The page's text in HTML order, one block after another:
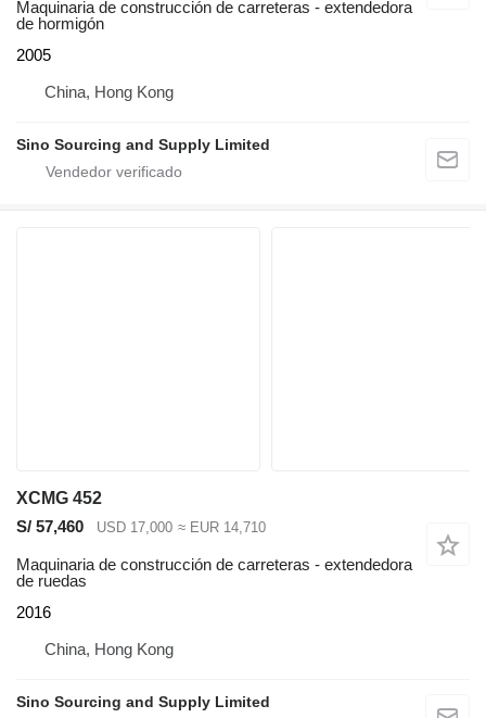
Maquinaria de construcción de carreteras - extendedora
de hormigón
2005
China, Hong Kong
Sino Sourcing and Supply Limited
XCMG 452
S/ 57,460
USD 17,000 ≈ EUR 14,710
Maquinaria de construcción de carreteras - extendedora
de ruedas
2016
China, Hong Kong
Sino Sourcing and Supply Limited